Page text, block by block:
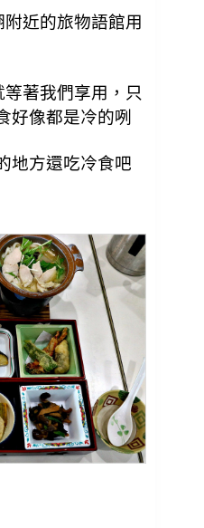
近的旅物語館用
著我們享用， 只
好像都是冷的咧
地方還吃冷食吧